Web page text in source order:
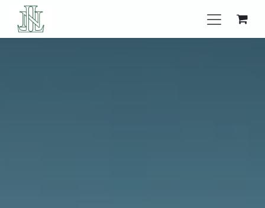
Se rendre au contenu